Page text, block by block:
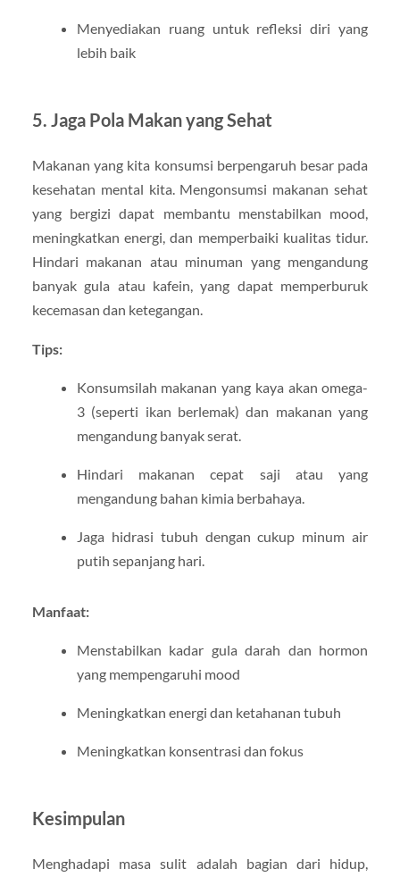
Menyediakan ruang untuk refleksi diri yang
lebih baik
5. Jaga Pola Makan yang Sehat
Makanan yang kita konsumsi berpengaruh besar pada
kesehatan mental kita. Mengonsumsi makanan sehat
yang bergizi dapat membantu menstabilkan mood,
meningkatkan energi, dan memperbaiki kualitas tidur.
Hindari makanan atau minuman yang mengandung
banyak gula atau kafein, yang dapat memperburuk
kecemasan dan ketegangan.
Tips:
Konsumsilah makanan yang kaya akan omega-
3 (seperti ikan berlemak) dan makanan yang
mengandung banyak serat.
Hindari makanan cepat saji atau yang
mengandung bahan kimia berbahaya.
Jaga hidrasi tubuh dengan cukup minum air
putih sepanjang hari.
Manfaat:
Menstabilkan kadar gula darah dan hormon
yang mempengaruhi mood
Meningkatkan energi dan ketahanan tubuh
Meningkatkan konsentrasi dan fokus
Kesimpulan
Menghadapi masa sulit adalah bagian dari hidup,